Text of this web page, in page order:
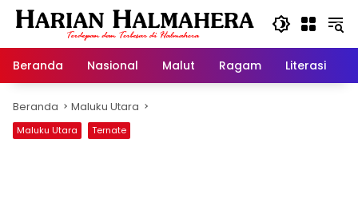
Langsung
Beranda
Nasional Malut Ragam Literasi
Beranda Maluku Utara
Maluku Utara Ternate